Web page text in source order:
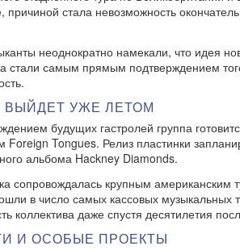
стала невозможность
неоднократно намекали, что идея
стали самым прямым подтверждением
УЖЕ ЛЕТОМ
будущих гастролей группа
Foreign Tongues. Релиз пластинки
альбома Hackney Diamonds.
сопровождалась крупным американским
в число самых кассовых музыкальных
коллектива даже спустя десятилетия
И ОСОБЫЕ ПРОЕКТЫ